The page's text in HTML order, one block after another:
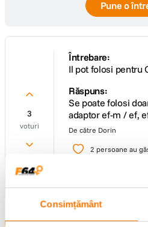
Consimțământ
Pune o
3
voturi
Întrebare:
Il pot folosi pentru
Răspuns:
Se poate folosi
adaptor ef-m / ef,
De către Dorin
2 persoane au
Afișează mai multe